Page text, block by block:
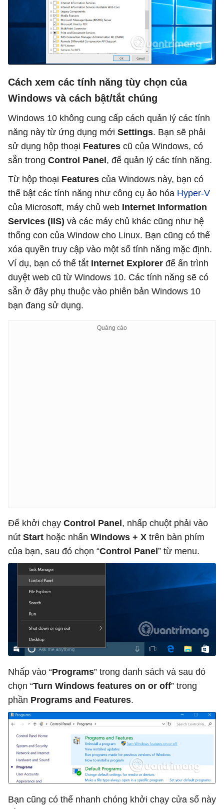
Cách xem các tính năng tùy chọn của
Windows và cách bật/tắt chúng
Windows 10 không cung cấp cách quản lý các tính
năng này từ ứng dụng mới Settings. Bạn sẽ phải
sử dụng hộp thoại Features cũ của Windows, có
sẵn trong Control Panel , để quản lý các tính năng.
Từ hộp thoại Features của Windows này, bạn có
thể bật các tính năng như công cụ ảo hóa Hyper-V
của Microsoft, máy chủ web Internet Information
Services (IIS) và các máy chủ khác cũng như hệ
thống con của Window cho Linux. Bạn cũng có thể
xóa quyền truy cập vào một số tính năng mặc định.
Ví dụ, bạn có thể tắt Internet Explorer để ẩn trình
duyệt web cũ từ Windows 10. Các tính năng sẽ có
sẵn ở đây phụ thuộc vào phiên bản Windows 10
bạn đang sử dụng.
Để khởi chạy Control Panel , nhấp chuột phải vào
nút Start hoặc nhấn Windows + X trên bàn phím
của bạn, sau đó chọn “Control Panel ” từ menu.
Nhấp vào “Programs” trong danh sách và sau đó
chọn “Turn Windows features on or off” trong
phần Programs and Features.
Bạn cũng có thể nhanh chóng khởi chạy cửa sổ này